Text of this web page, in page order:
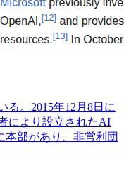
る。2015年12月8日に
により設立されたAI
部があり、非営利団